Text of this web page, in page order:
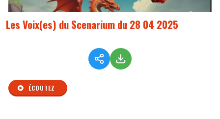
Les Voix(es) du Scenarium du 28 04 2025
ÉCOUTEZ